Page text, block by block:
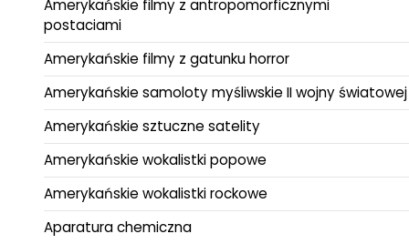
Amerykańskie filmy z antropomorficznymi
postaciami
Amerykańskie filmy z gatunku horror
Amerykańskie samoloty myśliwskie II wojny światowej
Amerykańskie sztuczne satelity
Amerykańskie wokalistki popowe
Amerykańskie wokalistki rockowe
Aparatura chemiczna